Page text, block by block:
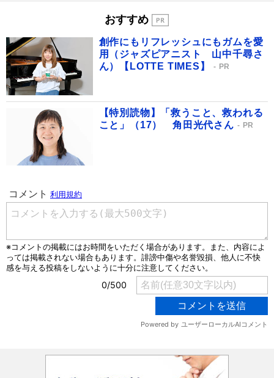
おすすめ
創作にもリフレッシュにもガムを愛
用（ジャズピアニスト 山中千尋さ
ん）【LOTTE TIMES】
PR
【特別読物】「救うこと、救われる
こと」（17） 角田光代さん
PR